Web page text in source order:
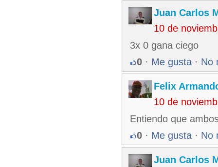
Juan Carlos
10 de
3x 0 gana ciego
0 · Me gusta · No
Felix
10 de
Entiendo que
0 · Me gusta · No
Juan Carlos